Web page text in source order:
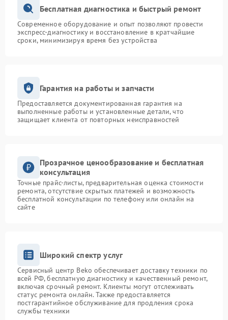
Бесплатная диагностика и быстрый ремонт
Современное оборудование и опыт позволяют провести
экспресс-диагностику и восстановление в кратчайшие
сроки, минимизируя время без устройства
Гарантия на работы и запчасти
Предоставляется документированная гарантия на
выполненные работы и установленные детали, что
защищает клиента от повторных неисправностей
Прозрачное ценообразование и бесплатная
консультация
Точные прайс-листы, предварительная оценка стоимости
ремонта, отсутствие скрытых платежей и возможность
бесплатной консультации по телефону или онлайн на
сайте
Широкий спектр услуг
Сервисный центр Beko обеспечивает доставку техники по
всей РФ, бесплатную диагностику и качественный ремонт,
включая срочный ремонт. Клиенты могут отслеживать
статус ремонта онлайн. Также предоставляется
постгарантийное обслуживание для продления срока
службы техники